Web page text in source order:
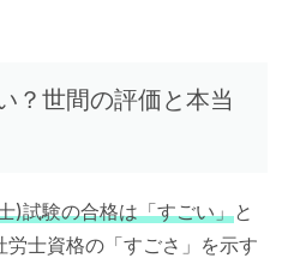
？世間の評価と本当
)試験の合格は「すごい」と
士資格の「すごさ」を示す